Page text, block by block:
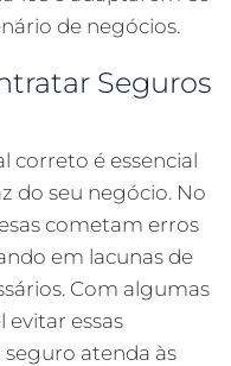
de negócios.
Seguros
correto é essencial
do seu negócio. No
cometam erros
em lacunas de
Com algumas
evitar essas
seguro atenda às